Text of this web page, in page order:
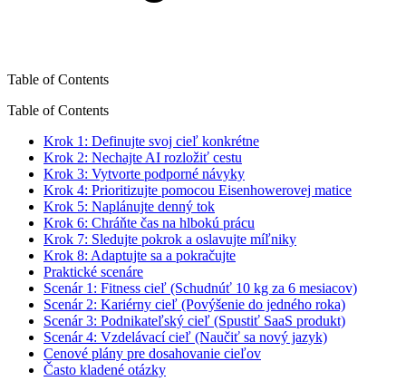
Table of Contents
Table of Contents
Krok 1: Definujte svoj cieľ konkrétne
Krok 2: Nechajte AI rozložiť cestu
Krok 3: Vytvorte podporné návyky
Krok 4: Prioritizujte pomocou Eisenhowerovej matice
Krok 5: Naplánujte denný tok
Krok 6: Chráňte čas na hlbokú prácu
Krok 7: Sledujte pokrok a oslavujte míľniky
Krok 8: Adaptujte sa a pokračujte
Praktické scenáre
Scenár 1: Fitness cieľ (Schudnúť 10 kg za 6 mesiacov)
Scenár 2: Kariérny cieľ (Povýšenie do jedného roka)
Scenár 3: Podnikateľský cieľ (Spustiť SaaS produkt)
Scenár 4: Vzdelávací cieľ (Naučiť sa nový jazyk)
Cenové plány pre dosahovanie cieľov
Často kladené otázky